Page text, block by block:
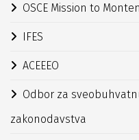
OSCE Mission to
IFES
ACEEEO
Odbor za
zakonodavstva